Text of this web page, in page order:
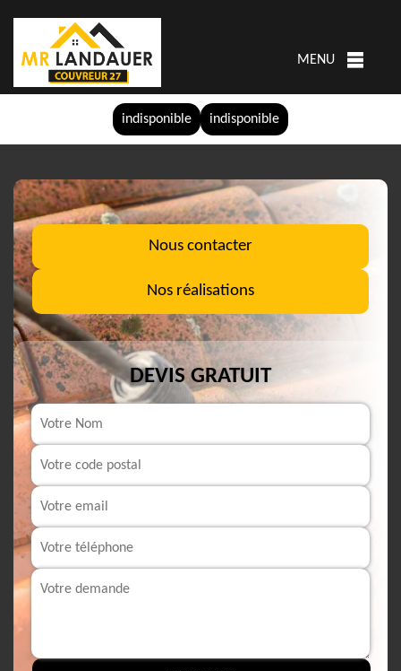
indisponible indisponible
MENU
Nous contacter
Nos réalisations
DEVIS GRATUIT